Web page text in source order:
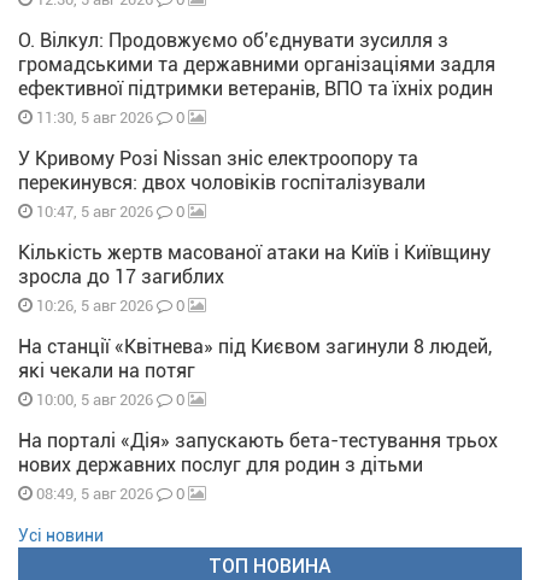
О. Вілкул: Продовжуємо об’єднувати зусилля з
громадськими та державними організаціями задля
ефективної підтримки ветеранів, ВПО та їхніх родин
11:30, 5 авг 2026 0
У Кривому Розі Nissan зніс електроопору та
перекинувся: двох чоловіків госпіталізували
10:47, 5 авг 2026 0
Кількість жертв масованої атаки на Київ і Київщину
зросла до 17 загиблих
10:26, 5 авг 2026 0
На станції «Квітнева» під Києвом загинули 8 людей,
які чекали на потяг
10:00, 5 авг 2026 0
На порталі «Дія» запускають бета-тестування трьох
нових державних послуг для родин з дітьми
08:49, 5 авг 2026 0
Усі новини
ТОП НОВИНА